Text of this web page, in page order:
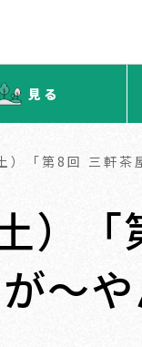
見る
）「第8回 三軒茶
）「
～